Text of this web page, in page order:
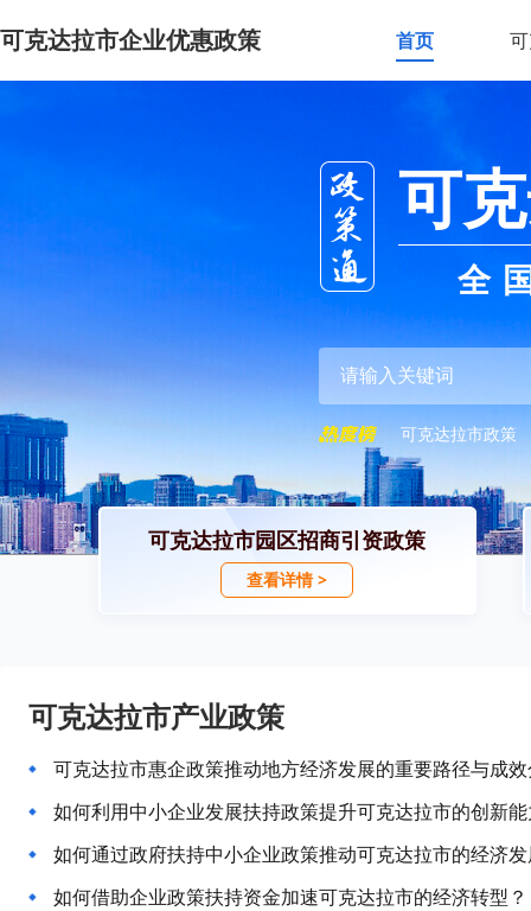
可克达拉市企业优惠政策 首页
可
全
可克达拉市政策
可克达拉市园区招商引资政策
查看详情 >
可克达拉市产业政策
可克达拉市惠企政策推动地方经济发展的重要路径与成
如何利用中小企业发展扶持政策提升可克达拉市的创新
如何通过政府扶持中小企业政策推动可克达拉市的经济
如何借助企业政策扶持资金加速可克达拉市的经济转型？